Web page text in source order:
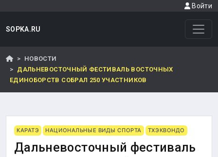
Войти
SOPKA.RU
НОВОСТИ
ДАЛЬНЕВОСТОЧНЫЙ ФЕСТИВАЛЬ ВОСТОЧНЫХ
ЕДИНОБОРСТВ СОБРАЛ 250 УЧАСТНИКОВ
КАРАТЭ НАЦИОНАЛЬНЫЕ ВИДЫ СПОРТА ТХЭКВОНДО
Дальневосточный фестиваль